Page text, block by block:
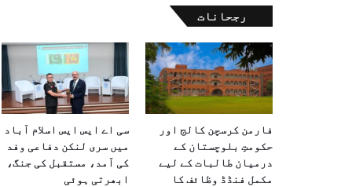
رجحانات
فارمن کرسچن کالج اور
حکومتِ بلوچستان کے
درمیان طالبات کے لیے
مکمل فنڈڈ وظائف کا
سی اے ایس ایس اسلام آباد
میں سری لنکن دفاعی وفد
کی آمد، مستقبل کی جنگ،
ابھرتی ہوئی